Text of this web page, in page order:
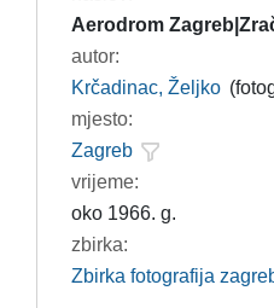
Aerodrom
autor:
Krčadinac, Željko
mjesto:
Zagreb
vrijeme:
oko 1966. g.
zbirka:
Zbirka fotografija